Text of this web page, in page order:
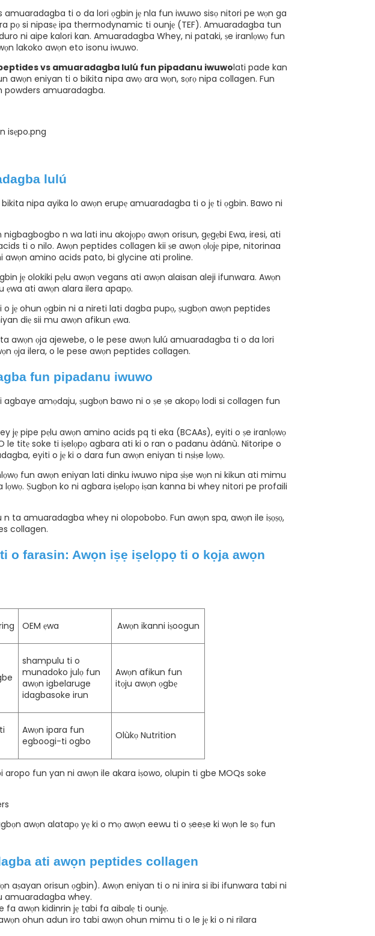
amuaradagba ti o da lori ọgbin jẹ nla fun iwuwo sisọ nitori pe wọn ga
pọ si nipasẹ ipa thermodynamic ti ounjẹ (TEF). Amuaradagba tun
ni aipe kalori kan. Amuaradagba Whey, ni pataki, ṣe iranlọwọ fun
lakoko awọn eto isonu iwuwo.
vs amuaradagba lulú fun pipadanu iwuwolati pade kan
awọn eniyan ti o bikita nipa awọ ara wọn, sọrọ nipa collagen. Fun
powders amuaradagba.
lulú
nipa ayika lo awọn erupẹ amuaradagba ti o jẹ ti ọgbin. Bawo ni
nigbagbogbo n wa lati inu akojọpọ awọn orisun, gẹgẹbi Ewa, iresi, ati
ti o nilo. Awọn peptides collagen kii ṣe awọn ọlọjẹ pipe, nitorinaa
awọn amino acids pato, bi glycine ati proline.
jẹ olokiki pẹlu awọn vegans ati awọn alaisan aleji ifunwara. Awọn
ẹwa ati awọn alara ilera apapọ.
jẹ ohun ọgbin ni a nireti lati dagba pupọ, ṣugbọn awọn peptides
diẹ sii mu awọn afikun ẹwa.
awọn ọja ajewebe, o le pese awọn lulú amuaradagba ti o da lori
ọja ilera, o le pese awọn peptides collagen.
fun pipadanu iwuwo
amọdaju, ṣugbọn bawo ni o ṣe ṣe akopọ lodi si collagen fun
jẹ pipe pẹlu awọn amino acids pq ti eka (BCAAs), eyiti o ṣe iranlọwọ
titẹ soke ti iṣelọpọ agbara ati ki o ran o padanu àdánù. Nitoripe o
eyiti o jẹ ki o dara fun awọn eniyan ti nṣiṣe lọwọ.
fun awọn eniyan lati dinku iwuwo nipa ṣiṣe wọn ni kikun ati mimu
lọwọ. Ṣugbọn ko ni agbara iṣelọpọ iṣan kanna bi whey nitori pe profaili
ta amuaradagba whey ni olopobobo. Fun awọn spa, awọn ile iṣọṣọ,
collagen.
o farasin: Awọn iṣẹ iṣelọpọ ti o kọja awọn
OEM ẹwa Awọn ikanni iṣoogun
shampulu ti o
munadoko julọ fun
awọn igbelaruge
idagbasoke irun
Awọn afikun fun
itọju awọn ọgbẹ
Awọn ipara fun
egboogi-ti ogbo
Olùkọ Nutrition
aropo fun yan ni awọn ile akara iṣowo, olupin ti gbe MOQs soke
awọn alatapọ yẹ ki o mọ awọn eewu ti o ṣeeṣe ki wọn le sọ fun
ati awọn peptides collagen
aṣayan orisun ọgbin). Awọn eniyan ti o ni inira si ibi ifunwara tabi ni
amuaradagba whey.
fa awọn kidinrin jẹ tabi fa aibalẹ ti ounjẹ.
ohun adun iro tabi awọn ohun mimu ti o le jẹ ki o ni rilara